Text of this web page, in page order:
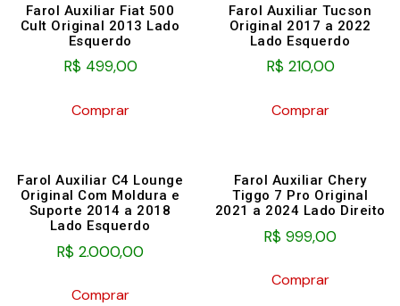
Farol Auxiliar Fiat 500
Cult Original 2013 Lado
Esquerdo
R$499,00
Comprar
Farol Auxiliar Tucson
Original 2017 a 2022
Lado Esquerdo
R$210,00
Comprar
Farol Auxiliar C4 Lounge
Original Com Moldura e
Suporte 2014 a 2018
Lado Esquerdo
R$ 2.000,00
Comprar
Farol Auxiliar Chery
Tiggo 7 Pro Original
2021 a 2024 Lado Direito
R$ 999,00
Comprar